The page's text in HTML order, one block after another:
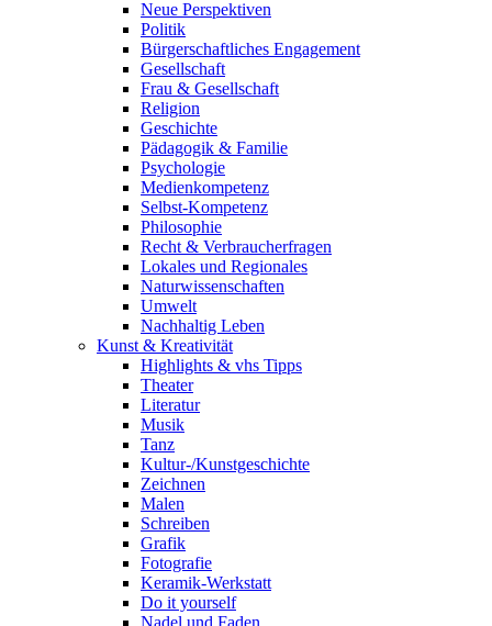
Neue Perspektiven
Politik
Bürgerschaftliches Engagement
Gesellschaft
Frau & Gesellschaft
Religion
Geschichte
Pädagogik & Familie
Psychologie
Medienkompetenz
Selbst-Kompetenz
Philosophie
Recht & Verbraucherfragen
Lokales und Regionales
Naturwissenschaften
Umwelt
Nachhaltig Leben
Kunst & Kreativität
Highlights & vhs Tipps
Theater
Literatur
Musik
Tanz
Kultur-/Kunstgeschichte
Zeichnen
Malen
Schreiben
Grafik
Fotografie
Keramik-Werkstatt
Do it yourself
Nadel und Faden